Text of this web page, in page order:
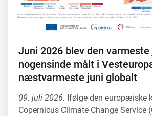
Juni 2026 blev den varmeste
nogensinde målt i
næstvarmeste juni globalt
09. juli 2026. Ifølge den europæiske
Copernicus Climate Change Service